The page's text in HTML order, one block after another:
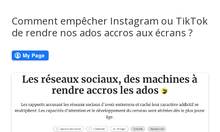
Comment empêcher Instagram ou TikTok
de rendre nos ados accros aux écrans ?